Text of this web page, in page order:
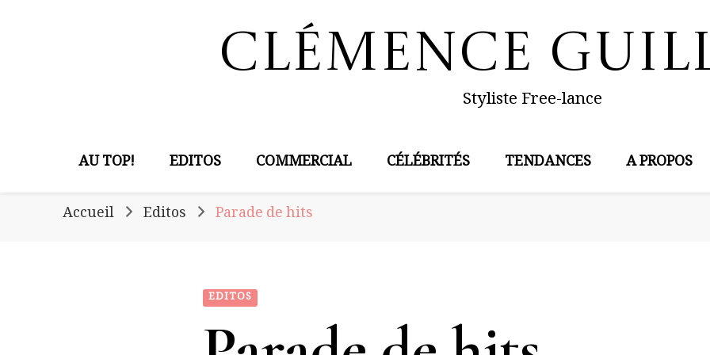
Clémence
Styliste Free-lance
AU TOP! EDITOS COMMERCIAL CÉLÉBRITÉS TENDANCES A PROPOS
Accueil Editos Parade de hits
EDITOS